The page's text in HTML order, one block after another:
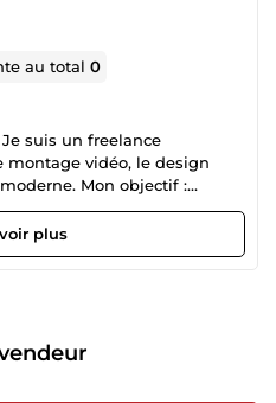
au total0
suis un freelance
montage vidéo, le design
Mon objectif :
visuels puissants qui
votre image de marque. 🌟
vidéo professionnel :
flyers, affiches,
réseaux sociaux. Chaque
plus